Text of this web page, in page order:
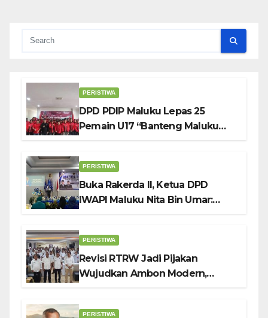
PERISTIWA
DPD PDIP Maluku Lepas 25
Pemain U17 “Banteng Maluku
PERISTIWA
Buka Rakerda II, Ketua DPD
IWAPI Maluku Nita Bin Umar:
PERISTIWA
Revisi RTRW Jadi Pijakan
Wujudkan Ambon Modern,
PERISTIWA